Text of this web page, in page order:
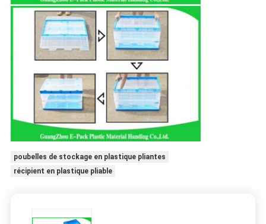
poubelles de stockage en plastique pliantes
récipient en plastique pliable